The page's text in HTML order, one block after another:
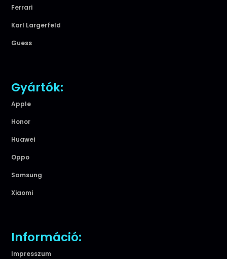
Ferrari
Karl Largerfeld
Guess
Gyártók:
Apple
Honor
Huawei
Oppo
Samsung
Xiaomi
Információ:
Impresszum